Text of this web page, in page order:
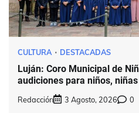
CULTURA DESTACADAS
Luján: Coro Municipal de
audiciones para niños,
Redacción 3 Agosto, 2026 0